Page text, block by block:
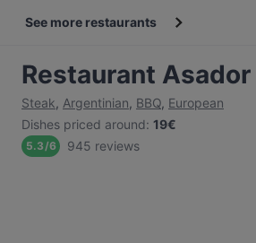
See more restaurants
Restaurant Asador
Steak, Argentinian, BBQ, European
Dishes priced around: 19€
5.3/6 945 reviews